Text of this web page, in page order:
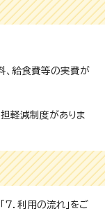
、給食費等の実費が
軽減制度がありま
．利用の流れ」をご